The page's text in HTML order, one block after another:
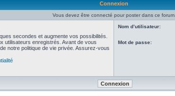
Connexion
Vous devez être connecté pour poster dans ce forum.
secondes et augmente vos possibilités.
utilisateurs enregistrés. Avant de vous
notre politique de vie privée. Assurez-vous
Nom d’utilisateur:
Mot de passe: